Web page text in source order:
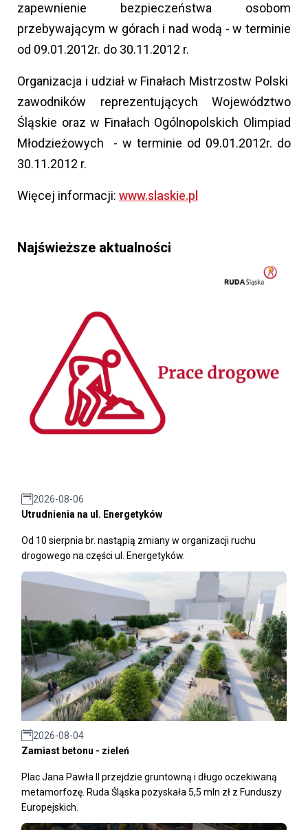
zapewnienie bezpieczeństwa osobom
przebywającym w górach i nad wodą - w terminie
od 09.01.2012r. do 30.11.2012 r.
Organizacja i udział w Finałach Mistrzostw Polski
zawodników reprezentujących Województwo
Śląskie oraz w Finałach Ogólnopolskich Olimpiad
Młodzieżowych - w terminie od 09.01.2012r. do
30.11.2012 r.
Więcej informacji: www.slaskie.pl
Najświeższe aktualności
2026-08-06
Utrudnienia na ul. Energetyków
Od 10 sierpnia br. nastąpią zmiany w organizacji ruchu
drogowego na części ul. Energetyków.
2026-08-04
Zamiast betonu - zieleń
Plac Jana Pawła II przejdzie gruntowną i długo oczekiwaną
metamorfozę. Ruda Śląska pozyskała 5,5 mln zł z Funduszy
Europejskich.